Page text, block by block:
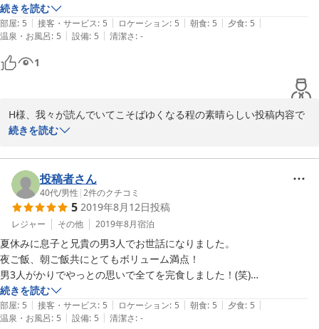
らく他を凌駕する内容の宿です。あまり書くと人気が出て予約困難にな
るのでやめておきますね。その中で朝食は民宿泊の最高潮だと思ってい
ます。竹虎の朝食は和のメニューで整った朝食はすばらしかったです。
後は、書きたいけど書きません！やはり予約困難宿になると私達が困る
からです。
ちなみに私はANAダイヤモンドクラスです。出張費は年間で８００万
を使っています。
その中で竹虎は１位です。　　　小稲湾/ますや/元常連　細川
続きを読む
部屋: 5 | 接客・サービス: 5 | ロケーション: 5 | 朝食: 5 | 夕食: 5 |
温泉・お風呂: 5 | 設備: 5 | 清潔さ: -
1
H様、我々が読んでいてこそばゆくなる程の素晴らしい投稿内容で
す、有難う御座います。確か皆様は初めての「竹虎」御来訪かと思
を落とさない様に頑張りますので是非また近いうちの御出でを楽し
2019-08-24
続きを読む
投稿者さん
40代/男性 |2件のクチコミ
5 2019年8月12日投稿
レジャー その他 2019年8月宿泊
夏休みに息子と兄貴の男3人でお世話になりました。
夜ご飯、朝ご飯共にとてもボリューム満点！
男3人がかりでやっとの思いで全てを完食しました！(笑)
お刺身も鮮度抜群！魚の目が生きていますよ〜
家庭菜園で採れたてのナス、ピーマンも最高。
リピーターが付くのも頷けます。
続きを読む
部屋: 5 | 接客・サービス: 5 | ロケーション: 5 | 朝食: 5 | 夕食: 5 |
温泉・お風呂: 5 | 設備: 5 | 清潔さ: -